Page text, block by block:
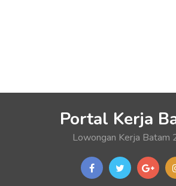
Portal Kerja
Lowongan Kerja Batam